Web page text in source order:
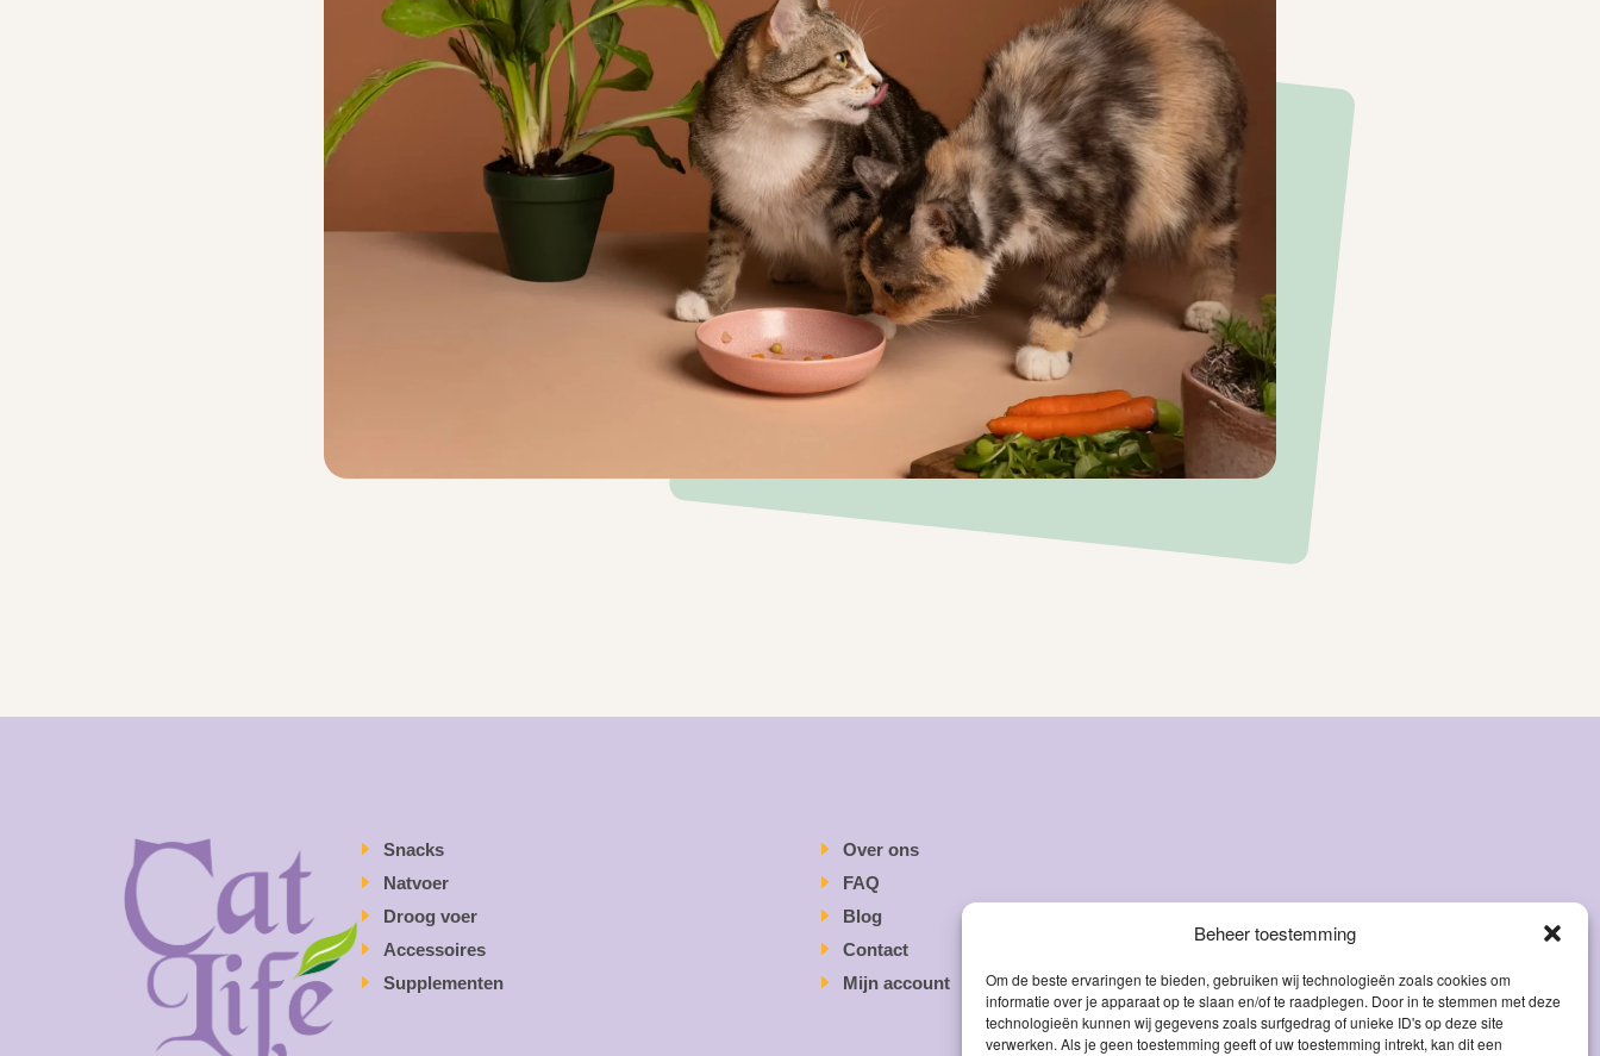
Beheer toestemming
Om de beste ervaringen te bieden, gebruiken wij technologieën zoals cookies om
informatie over je apparaat op te slaan en/of te raadplegen. Door in te stemmen met deze
technologieën kunnen wij gegevens zoals surfgedrag of unieke ID's op deze site
verwerken. Als je geen toestemming geeft of uw toestemming intrekt, kan dit een
Snacks
Natvoer
Droog voer
Accessoires
Supplementen
Over ons
FAQ
Blog
Contact
Mijn account